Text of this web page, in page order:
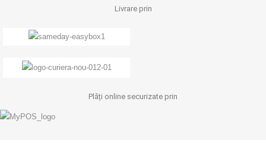
Livrare prin
Plăți online securizate prin